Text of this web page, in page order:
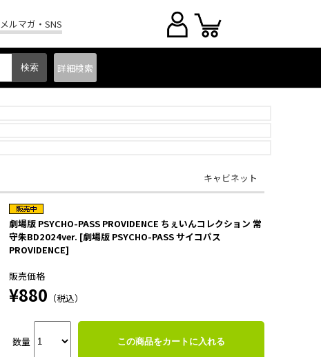
メルマガ・SNS
詳細検索
キャビネット
劇場版 PSYCHO-PASS PROVIDENCE ちぇいんコレクション 常
守朱BD2024ver. [劇場版 PSYCHO-PASS サイコパス
PROVIDENCE]
販売価格
¥880 （税込）
数量 この商品をカートに入れる